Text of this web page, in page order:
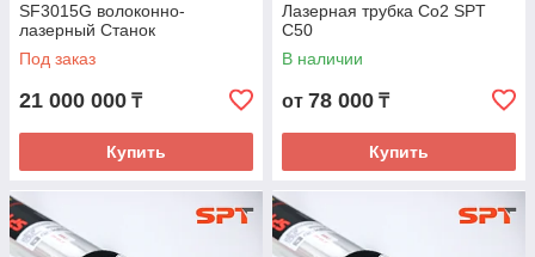
SF3015G волоконно-
лазерный Станок
Под заказ
21 000 000 ₸
Купить
Лазерная трубка Co2 SPT
C50
В наличии
от 78 000 ₸
Купить